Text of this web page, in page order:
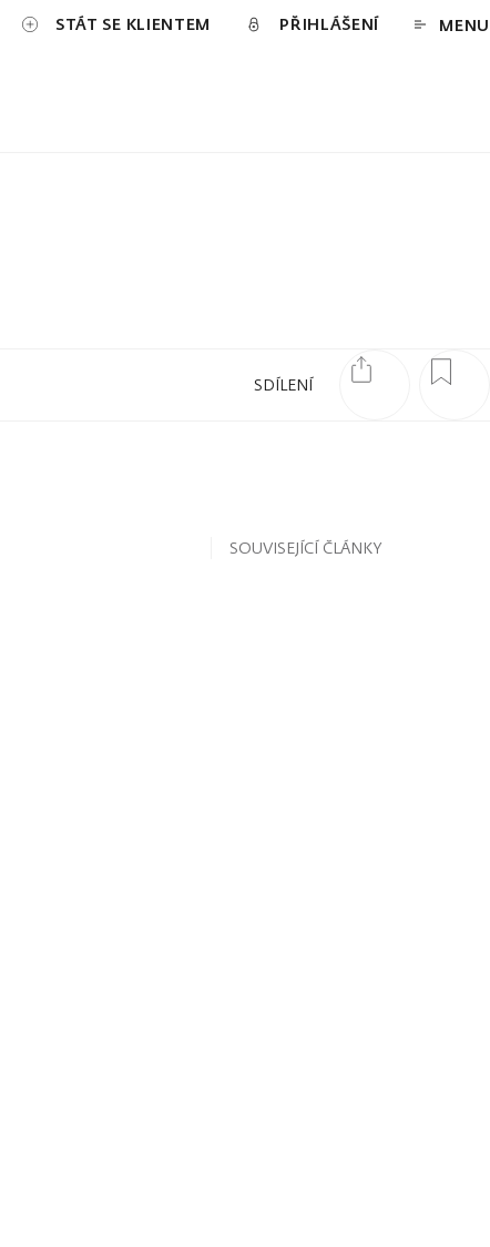
STÁT SE KLIENTEM PŘIHLÁŠENÍ MENU
SDÍLENÍ
SOUVISEJÍCÍ ČLÁNKY